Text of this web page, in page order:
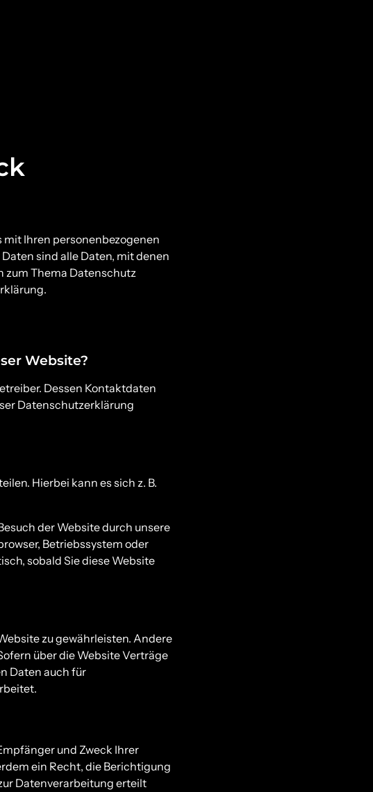
Ihren personenbezogenen
sind alle Daten, mit denen
zum Thema Datenschutz
Website?
Dessen Kontaktdaten
Datenschutzerklärung
Hierbei kann es sich z. B.
der Website durch unsere
Betriebssystem oder
sobald Sie diese Website
zu gewährleisten. Andere
über die Website Verträge
Daten auch für
und Zweck Ihrer
ein Recht, die Berichtigung
Datenverarbeitung erteilt